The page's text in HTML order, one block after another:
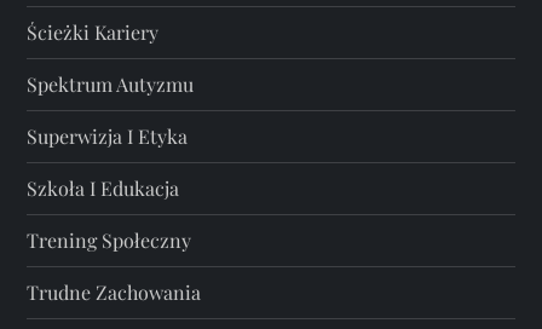
Ścieżki Kariery
Spektrum Autyzmu
Superwizja I Etyka
Szkoła I Edukacja
Trening Społeczny
Trudne Zachowania